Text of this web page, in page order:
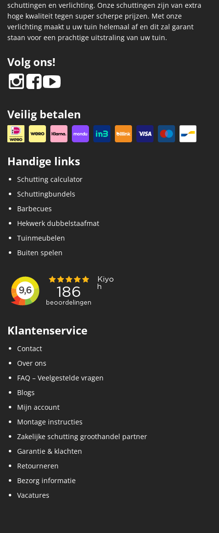
schuttingen en verlichting. Onze schuttingen zijn van extra
hoge kwaliteit tegen super scherpe prijzen. Met onze
verlichting maakt u uw tuin helemaal af en dit zal garant
staan voor een prachtige uitstraling van uw tuin.
Volg ons!
Veilig betalen
Handige links
Schutting calculator
Schuttingbundels
Barbecues
Hekwerk dubbelstaafmat
Tuinmeubelen
Buiten spelen
Klantenservice
Contact
Over ons
FAQ – Veelgestelde vragen
Blogs
Mijn account
Montage instructies
Zakelijke schutting groothandel partner
Garantie & klachten
Retourneren
Bezorg informatie
Vacatures